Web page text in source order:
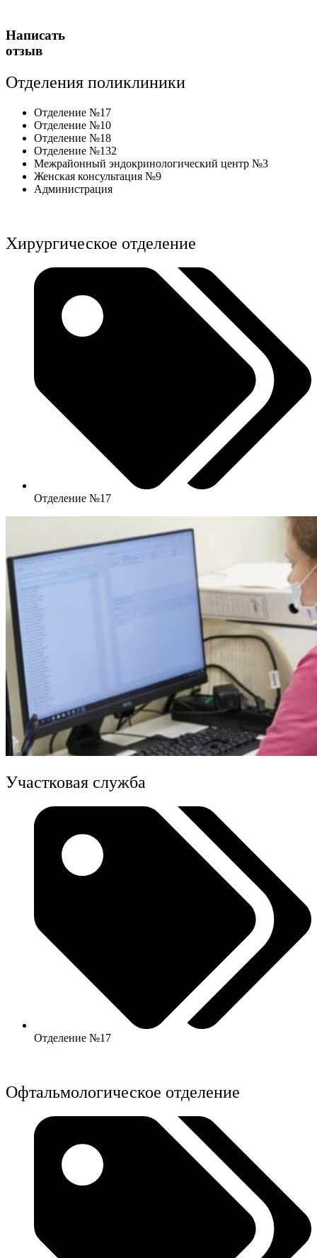
Написать
отзыв
Отделения поликлиники
Отделение №17
Отделение №10
Отделение №18
Отделение №132
Межрайонный эндокринологический центр №3
Женская консультация №9
Администрация
Хирургическое отделение
Отделение №17
Участковая служба
Отделение №17
Офтальмологическое отделение